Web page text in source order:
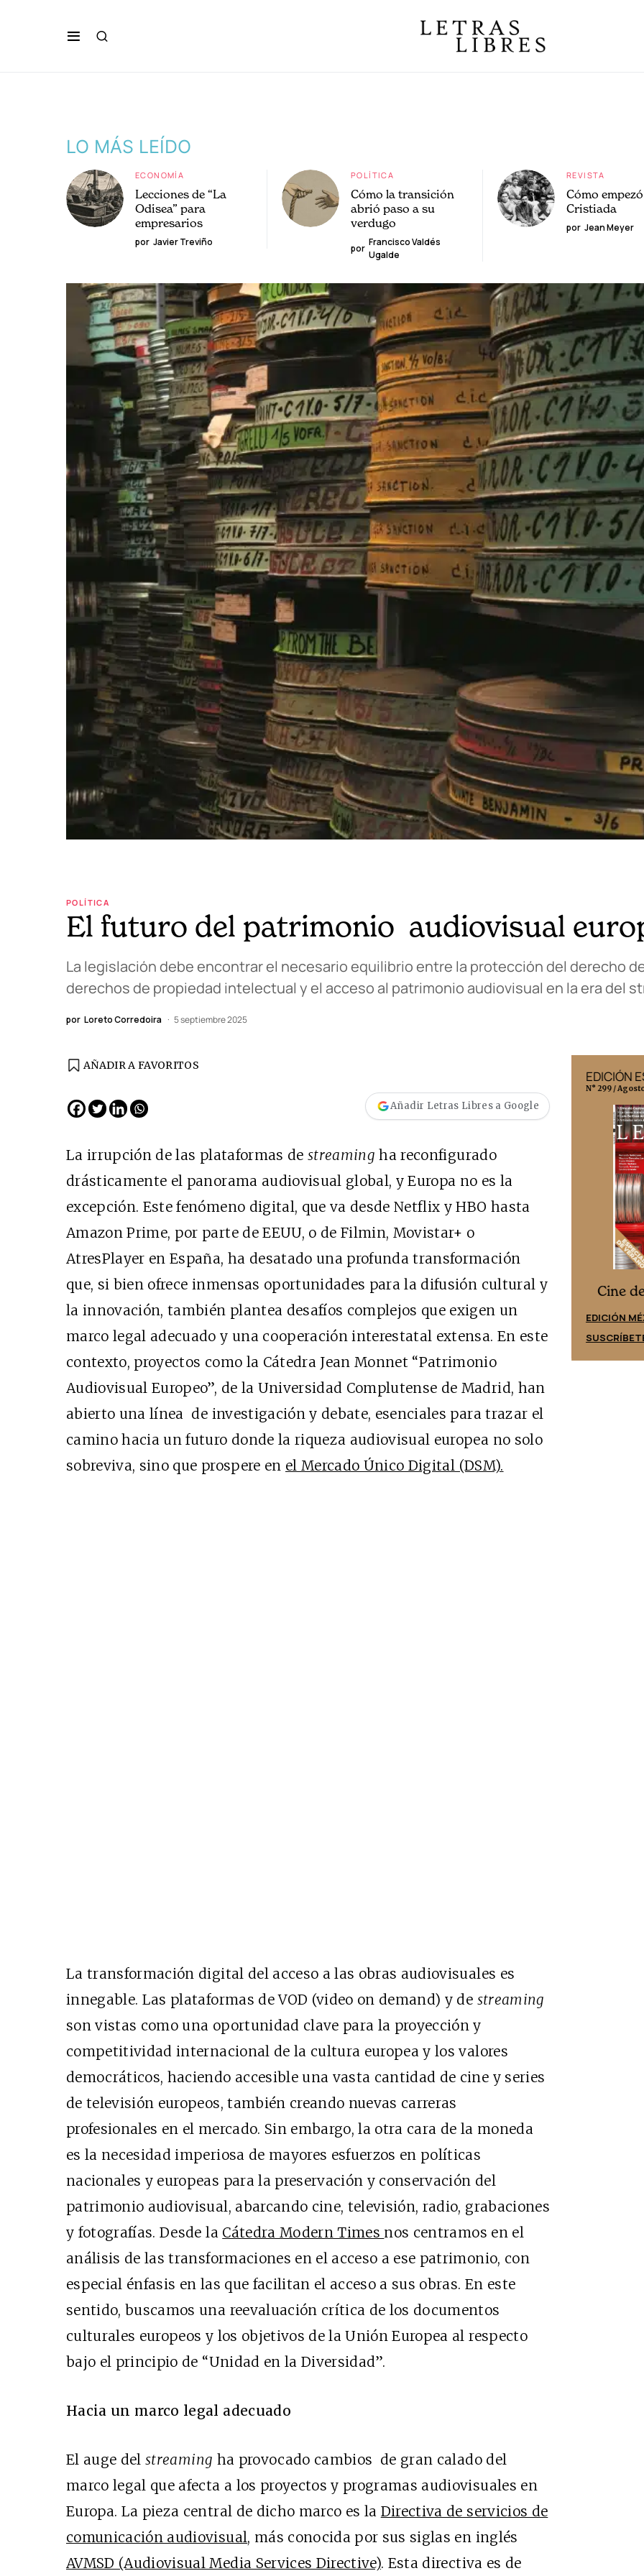
LO MÁS LEÍDO
ECONOMÍA
Lecciones de “La
Odisea” para
empresarios
por Javier Treviño
POLÍTICA
Cómo la transición
abrió paso a su
verdugo
por
Francisco Valdés
Ugalde
REVISTA
Cómo
Cristiada
por Jean Meyer
POLÍTICA
El futuro del patrimonio audiovisual
La legislación debe encontrar el necesario equilibrio entre la protección del derecho
derechos de propiedad intelectual y el acceso al patrimonio audiovisual en la era del
por Loreto Corredoira 5 septiembre 2025
AÑADIR A FAVORITOS
Añadir Letras Libres a Google
La irrupción de las plataformas de streaming ha reconfigurado
drásticamente el panorama audiovisual global, y Europa no es la
excepción. Este fenómeno digital, que va desde Netflix y HBO hasta
Amazon Prime, por parte de EEUU, o de Filmin, Movistar+ o
AtresPlayer en España, ha desatado una profunda transformación
que, si bien ofrece inmensas oportunidades para la difusión cultural y
la innovación, también plantea desafíos complejos que exigen un
marco legal adecuado y una cooperación interestatal extensa. En este
contexto, proyectos como la Cátedra Jean Monnet “Patrimonio
Audiovisual Europeo”, de la Universidad Complutense de Madrid, han
abierto una línea de investigación y debate, esenciales para trazar el
camino hacia un futuro donde la riqueza audiovisual europea no solo
sobreviva, sino que prospere en el Mercado Único Digital (DSM).
La transformación digital del acceso a las obras audiovisuales es
innegable. Las plataformas de VOD (video on demand) y de streaming
son vistas como una oportunidad clave para la proyección y
competitividad internacional de la cultura europea y los valores
democráticos, haciendo accesible una vasta cantidad de cine y series
de televisión europeos, también creando nuevas carreras
profesionales en el mercado. Sin embargo, la otra cara de la moneda
es la necesidad imperiosa de mayores esfuerzos en políticas
nacionales y europeas para la preservación y conservación del
patrimonio audiovisual, abarcando cine, televisión, radio, grabaciones
y fotografías. Desde la Cátedra Modern Times nos centramos en el
análisis de las transformaciones en el acceso a ese patrimonio, con
especial énfasis en las que facilitan el acceso a sus obras. En este
sentido, buscamos una reevaluación crítica de los documentos
culturales europeos y los objetivos de la Unión Europea al respecto
bajo el principio de “Unidad en la Diversidad”.
Hacia un marco legal adecuado
El auge delstreaming ha provocado cambios de gran calado del
marco legal que afecta a los proyectos y programas audiovisuales en
Europa. La pieza central de dicho marco es la Directiva de servicios de
comunicación audiovisual, más conocida por sus siglas en inglés
AVMSD (Audiovisual Media Services Directive). Esta directiva es de
Cine desde los márgenes
EDICIÓN MÉXICO
SUSCRÍBETE
Cine desde los márgenes
EDICIÓN ESPAÑA
SUSCRÍBETE
EDICIÓN
N° 299 /
Cine
EDICIÓN